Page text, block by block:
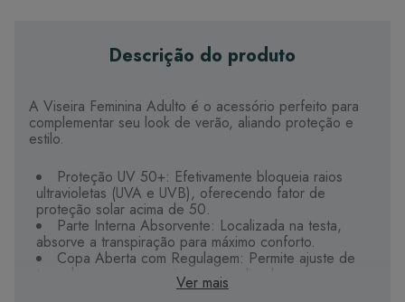
Descrição do produto
A Viseira Feminina Adulto é o acessório perfeito para
complementar seu look de verão, aliando proteção e
estilo.
Proteção UV 50+: Efetivamente bloqueia raios
ultravioletas (UVA e UVB), oferecendo fator de
proteção solar acima de 50.
Parte Interna Absorvente: Localizada na testa,
absorve a transpiração para máximo conforto.
Copa Aberta com Regulagem: Permite ajuste de
tamanho para um encaixe personalizado.
Tecido de Alta Qualidade: Durável, de secagem
Ver mais